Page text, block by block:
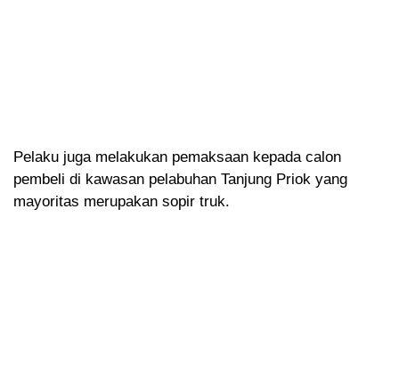
Pelaku juga melakukan pemaksaan kepada calon
pembeli di kawasan pelabuhan Tanjung Priok yang
mayoritas merupakan sopir truk.